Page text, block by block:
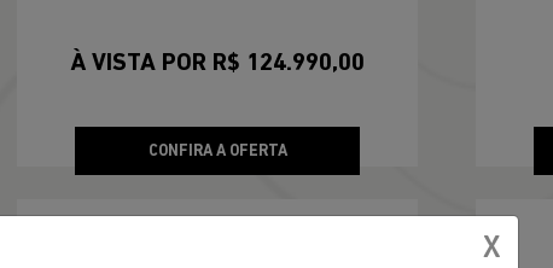
À VISTA POR R$ 124.990,00
CONFIRA A OFERTA
X